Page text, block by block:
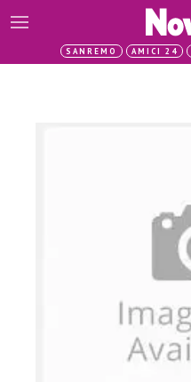
SANREMO AMICI 24